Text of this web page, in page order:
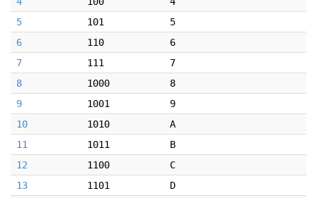
5
101
5
6
110
6
7
111
7
8
1000
8
9
1001
9
10
1010
A
11
1011
B
12
1100
C
13
1101
D